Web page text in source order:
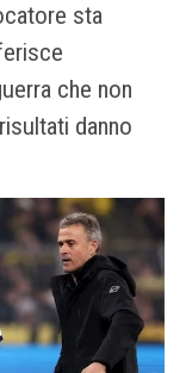
sta
che non
danno